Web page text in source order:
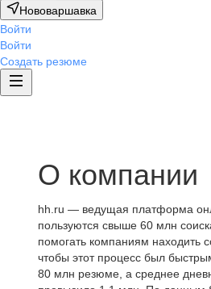
Нововаршавка
Войти
Войти
Создать резюме
О компании
hh.ru — ведущая платформа
пользуются свыше 60 млн
помогать компаниям находить
чтобы этот процесс был
80 млн резюме, а среднее